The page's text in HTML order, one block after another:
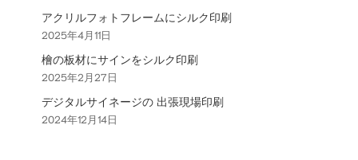
アクリルフォトフレームにシルク印刷
2025年4月11日
檜の板材にサインをシルク印刷
2025年2月27日
デジタルサイネージの 出張現場印刷
2024年12月14日